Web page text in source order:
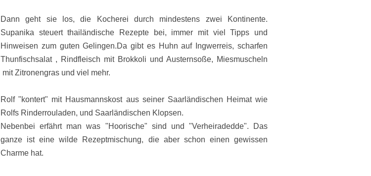
Dann geht sie los, die Kocherei durch mindestens zwei Kontinente.
Supanika steuert thailändische Rezepte bei, immer mit viel Tipps und
Hinweisen zum guten Gelingen.Da gibt es Huhn auf Ingwerreis, scharfen
Thunfischsalat , Rindfleisch mit Brokkoli und Austernsoße, Miesmuscheln
mit Zitronengras und viel mehr.
Rolf "kontert" mit Hausmannskost aus seiner Saarländischen Heimat wie
Rolfs Rinderrouladen, und Saarländischen Klopsen.
Nebenbei erfährt man was "Hoorische" sind und "Verheiradedde".
Das
ganze ist eine wilde Rezeptmischung, die aber schon einen gewissen
Charme hat.